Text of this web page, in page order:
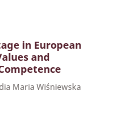
in European
and
Maria Wiśniewska